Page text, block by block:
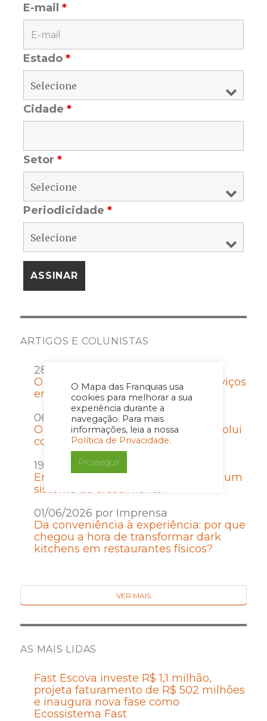
O Mapa das Franquias usa
cookies para melhorar a sua
experiência durante a
navegação. Para mais
informações, leia a nossa
Política de Privacidade.
Prosseguir
E-mail*
Estado*
Cidade*
Setor*
Periodicidade*
ARTIGOS E COLUNISTAS
28/07/2026 por Imprensa
O que empreender no setor de serviços
ensina sobre gestão e disciplina
06/07/2026 por Imprensa
O Contrato de Franquia que não evolui
com a rede vira passivo
19/06/2026 por Imprensa
Entrar em uma franquia é escolher um
sistema de crescimento
01/06/2026 por Imprensa
Da conveniência à experiência: por que
chegou a hora de transformar dark
kitchens em restaurantes físicos?
VER MAIS
AS MAIS LIDAS
Fast Escova investe R$ 1,1 milhão,
projeta faturamento de R$ 502 milhões
e inaugura nova fase como
Ecossistema Fast